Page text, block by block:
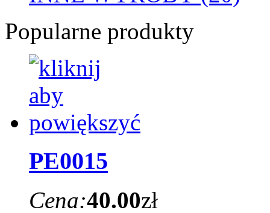
Popularne produkty
PE0015
Cena:40.00zł